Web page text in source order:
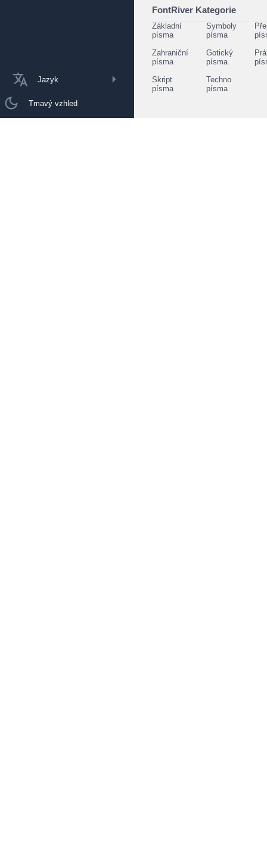
Jazyk
Tmavý vzhled
FontRiver Kategorie
Základní
písma
Symboly
písma
Zahraniční
písma
Gotický
písma
Skript
písma
Techno
písma